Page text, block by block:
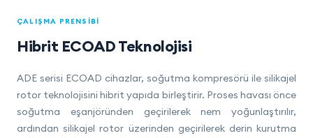
ÇALIŞMA PRENSIBI
Hibrit ECOAD Teknolojisi
ADE serisi ECOAD cihazlar, soğutma kompresörü ile silikajel
rotor teknolojisini hibrit yapıda birleştirir. Proses havası önce
soğutma eşanjöründen geçirilerek nem yoğunlaştırılır,
ardından silikajel rotor üzerinden geçirilerek derin kurutma